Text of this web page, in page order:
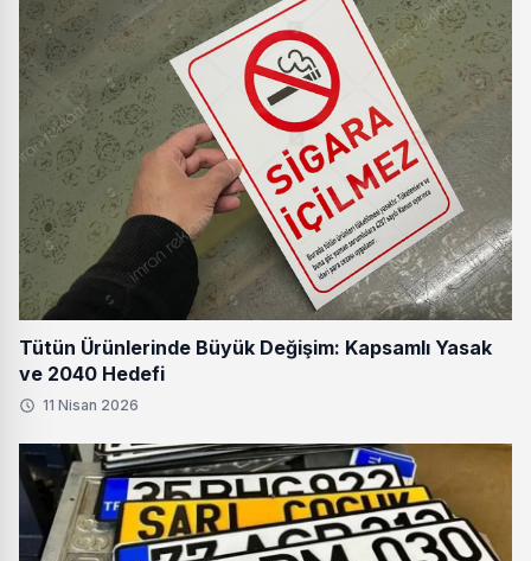
Tütün Ürünlerinde Büyük Değişim: Kapsamlı Yasak
ve 2040 Hedefi
11 Nisan 2026